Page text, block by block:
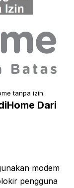
tanpa izin
Dari
modem
pengguna